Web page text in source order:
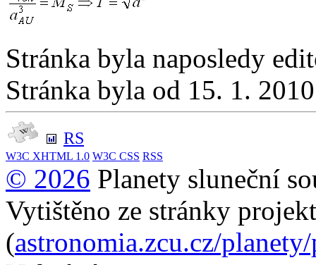
Stránka byla naposledy
Stránka byla od 15. 1.
RS
W3C XHTML 1.0 W3C CSS RSS
© 2026 Planety sluneční
Vytištěno ze stránky
(astronomia.zcu.cz/